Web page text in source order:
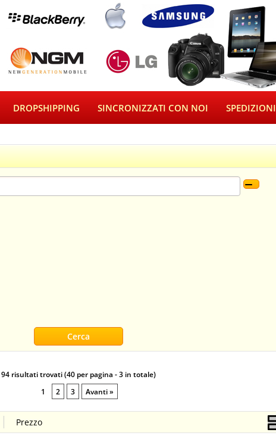
DROPSHIPPING SINCRONIZZATI CON NOI SPEDIZIONI
94 risultati trovati (40 per pagina - 3 in totale)
1
2 3 Avanti »